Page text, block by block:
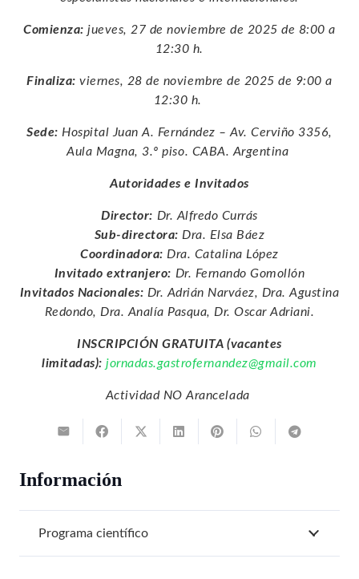
Comienza: jueves, 27 de noviembre de 2025 de 8:00 a
12:30 h.
Finaliza: viernes, 28 de noviembre de 2025 de 9:00 a
12:30 h.
Sede: Hospital Juan A. Fernández – Av. Cerviño 3356,
Aula Magna, 3.º piso. CABA. Argentina
Autoridades e Invitados
Director: Dr. Alfredo Currás
Sub-directora: Dra. Elsa Báez
Coordinadora: Dra. Catalina López
Invitado extranjero: Dr. Fernando Gomollón
Invitados Nacionales: Dr. Adrián Narváez, Dra. Agustina
Redondo, Dra. Analía Pasqua, Dr. Oscar Adriani.
INSCRIPCIÓN GRATUITA (vacantes
limitadas):jornadas.gastrofernandez@gmail.com
Actividad NO Arancelada
Información
Programa científico